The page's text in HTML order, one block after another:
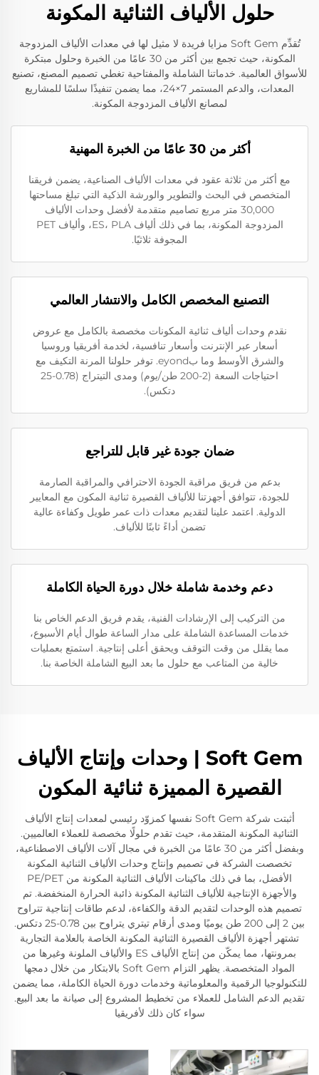
حلول الألياف الثنائية المكونة
تُقدِّم Soft Gem مزايا فريدة لا مثيل لها في معدات الألياف المزدوجة
المكونة، حيث تجمع بين أكثر من 30 عامًا من الخبرة وحلول مبتكرة
للأسواق العالمية. خدماتنا الشاملة والمفتاحية تغطي تصميم المصنع، تصنيع
المعدات، والدعم المستمر 7×24، مما يضمن تنفيذًا سلسًا للمشاريع
لمصانع الألياف المزدوجة المكونة.
أكثر من 30 عامًا من الخبرة المهنية
مع أكثر من ثلاثة عقود في معدات الألياف الصناعية، يضمن فريقنا
المتخصص في البحث والتطوير والورشة الذكية التي تبلغ مساحتها
30,000 متر مربع تصاميم متقدمة لأفضل وحدات الألياف
المزدوجة المكونة، بما في ذلك ألياف ES، PLA، وألياف PET
المجوفة ثلاثيًا.
التصنيع المخصص الكامل والانتشار العالمي
نقدم وحدات ألياف ثنائية المكونات مخصصة بالكامل مع عروض
أسعار عبر الإنترنت وأسعار تنافسية، لخدمة أفريقيا وروسيا
والشرق الأوسط وما بeyond. توفر حلولنا المرنة التكيف مع
احتياجات السعة (2-200 طن/يوم) ومدى التيتراج (0.78-25
دتكس).
ضمان جودة غير قابل للتراجع
بدعم من فريق مراقبة الجودة الاحترافي والمراقبة الصارمة
للجودة، تتوافق أجهزتنا للألياف القصيرة ثنائية المكون مع المعايير
الدولية. اعتمد علينا لتقديم معدات ذات عمر طويل وكفاءة عالية
تضمن أداءً ثابتًا للألياف.
دعم وخدمة شاملة خلال دورة الحياة الكاملة
من التركيب إلى الإرشادات الفنية، يقدم فريق الدعم الخاص بنا
خدمات المساعدة الشاملة على مدار الساعة طوال أيام الأسبوع،
مما يقلل من وقت التوقف ويحقق أعلى إنتاجية. استمتع بعمليات
خالية من المتاعب مع حلول ما بعد البيع الشاملة الخاصة بنا.
Soft Gem | وحدات وإنتاج الألياف
القصيرة المميزة ثنائية المكون
أثبتت شركة Soft Gem نفسها كمزوّد رئيسي لمعدات إنتاج الألياف
الثنائية المكونة المتقدمة، حيث تقدم حلولًا مخصصة للعملاء العالميين.
وبفضل أكثر من 30 عامًا من الخبرة في مجال آلات الألياف الاصطناعية،
تخصصت الشركة في تصميم وإنتاج وحدات الألياف الثنائية المكونة
الأفضل، بما في ذلك ماكينات الألياف الثنائية المكونة من PE/PET
والأجهزة الإنتاجية للألياف الثنائية المكونة ذائبة الحرارة المنخفضة. تم
تصميم هذه الوحدات لتقديم الدقة والكفاءة، لدعم طاقات إنتاجية تتراوح
بين 2 إلى 200 طن يوميًا ومدى أرقام تيتري يتراوح بين 0.78-25 دتكس.
تشتهر أجهزة الألياف القصيرة الثنائية المكونة الخاصة بالعلامة التجارية
بمرونتها، مما يمكّن من إنتاج الألياف ES والألياف الملونة وغيرها من
المواد المتخصصة. يظهر التزام Soft Gem بالابتكار من خلال دمجها
للتكنولوجيا الرقمية والمعلوماتية وخدمات دورة الحياة الكاملة، مما يضمن
تقديم الدعم الشامل للعملاء من تخطيط المشروع إلى صيانة ما بعد البيع.
سواء كان ذلك لأفريقيا